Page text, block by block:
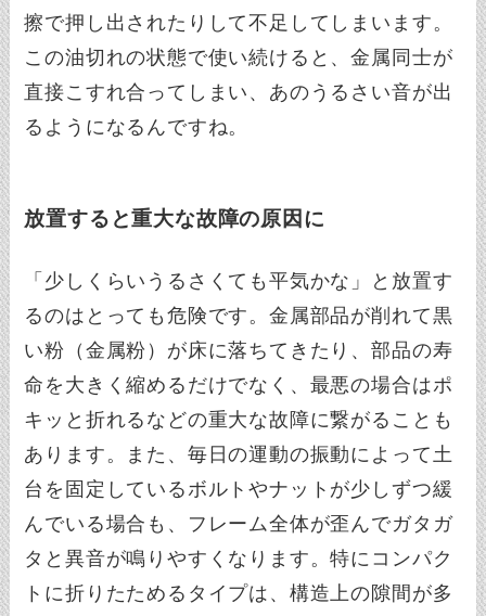
擦で押し出されたりして不足してしまいます。
この油切れの状態で使い続けると、金属同士が
直接こすれ合ってしまい、あのうるさい音が出
るようになるんですね。
放置すると重大な故障の原因に
「少しくらいうるさくても平気かな」と放置す
るのはとっても危険です。金属部品が削れて黒
い粉（金属粉）が床に落ちてきたり、部品の寿
命を大きく縮めるだけでなく、最悪の場合はポ
キッと折れるなどの重大な故障に繋がることも
あります。また、毎日の運動の振動によって土
台を固定しているボルトやナットが少しずつ緩
んでいる場合も、フレーム全体が歪んでガタガ
タと異音が鳴りやすくなります。特にコンパク
トに折りたためるタイプは、構造上の隙間が多